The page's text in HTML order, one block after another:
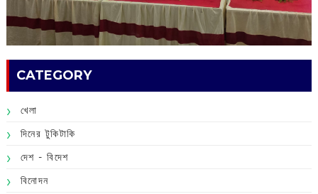
CATEGORY
খেলা
দিনের টুকিটাকি
দেশ - বিদেশ
বিনোদন